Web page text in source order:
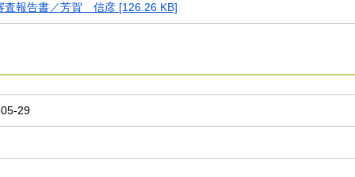
査報告書／芳賀 信彦 [126.26 KB]
29